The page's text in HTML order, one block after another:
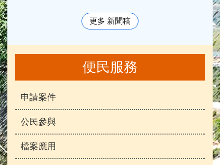
更多 新聞稿
便民服務
申請案件
公民參與
檔案應用